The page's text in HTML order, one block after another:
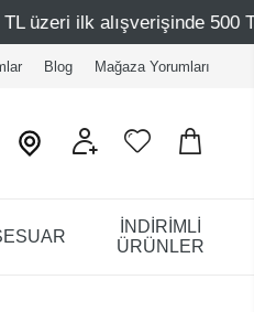
500 TL indirim
Blog Mağaza Yorumları
İNDİRİMLİ
ÜRÜNLER